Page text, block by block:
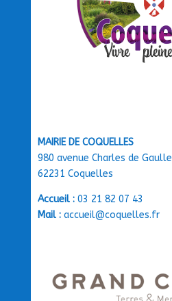
MAIRIE DE COQUELLES
980 avenue Charles de Gaulle
62231 Coquelles
Accueil :03 21 82 07 43
Mail :accueil@coquelles.fr